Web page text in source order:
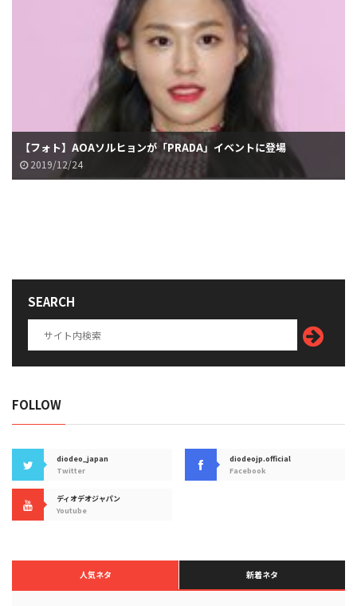
【フォト】AOAソルヒョンが「PRADA」イベントに登場
2019/12/24
SEARCH
FOLLOW
diodeo_japan
Twitter
diodeojp.official
Facebook
ディオデオジャパン
Youtube
人気ネタ 新着ネタ